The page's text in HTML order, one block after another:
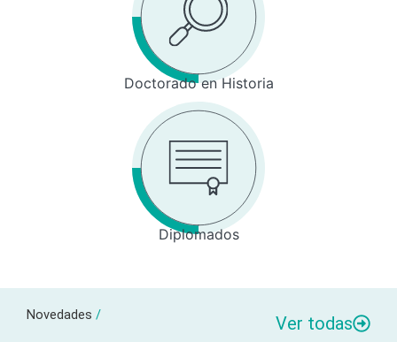
Doctorado en Historia
Diplomados
Novedades / Ver todas